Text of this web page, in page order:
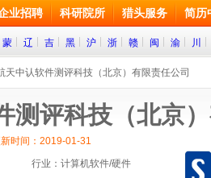
业招聘 科研院所 猎头服务 简历
蒙 辽 吉 黑 沪 浙 赣 闽 渝 川
天中认软件测评科技（北京）有限责任公司
测评科技（北京
时间：2019-01-31
行业：计算机软件/硬件